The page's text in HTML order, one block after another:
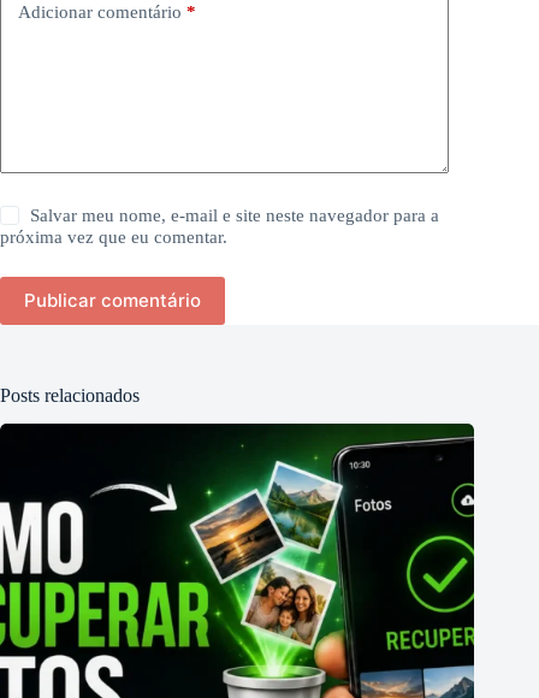
Adicionar comentário *
Salvar meu nome, e-mail e site neste navegador para a
próxima vez que eu comentar.
Publicar comentário
Posts relacionados